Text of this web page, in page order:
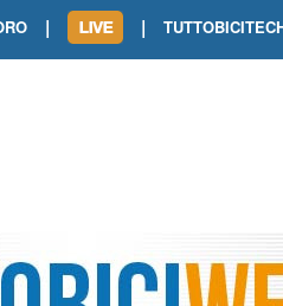
|
TOUR DE FRANCE.
TOUR DE FRANCE. A
|